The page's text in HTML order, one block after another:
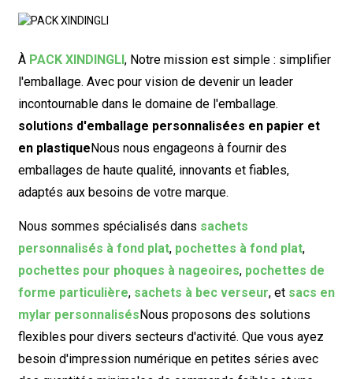
À PACK XINDINGLI, Notre mission est simple : simplifier
l'emballage. Avec pour vision de devenir un leader
incontournable dans le domaine de l'emballage.
solutions d'emballage personnalisées en papier et
en plastiqueNous nous engageons à fournir des
emballages de haute qualité, innovants et fiables,
adaptés aux besoins de votre marque.
Nous sommes spécialisés dans sachets
personnalisés à fond plat, pochettes à fond plat,
pochettes pour phoques à nageoires, pochettes de
forme particulière, sachets à bec verseur, et sacs en
mylar personnalisésNous proposons des solutions
flexibles pour divers secteurs d'activité. Que vous ayez
besoin d'impression numérique en petites séries avec